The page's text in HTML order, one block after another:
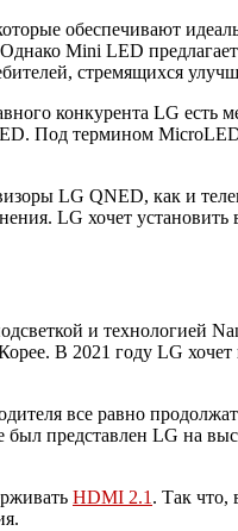
обеспечивают
Mini LED
стремящихся
конкурента LG
Под термином
LG QNED, как и
LG хочет
и технологией
В 2021 году LG хочет
все равно
представлен LG на
HDMI 2.1 . Так что,